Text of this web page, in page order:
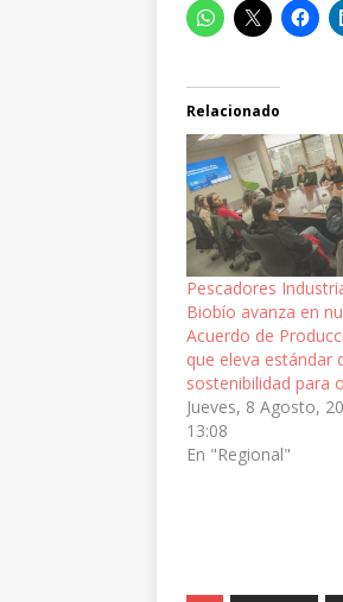
Relacionado
Pescadores
Biobío avanza en
Acuerdo de
que eleva estándar
sostenibilidad para
Jueves, 8 Agosto,
13:08
En "Regional"